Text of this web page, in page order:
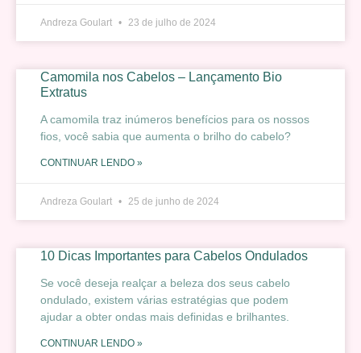
Andreza Goulart 23 de julho de 2024
Camomila nos Cabelos – Lançamento Bio
Extratus
A camomila traz inúmeros benefícios para os nossos
fios, você sabia que aumenta o brilho do cabelo?
CONTINUAR LENDO »
Andreza Goulart 25 de junho de 2024
10 Dicas Importantes para Cabelos Ondulados
Se você deseja realçar a beleza dos seus cabelo
ondulado, existem várias estratégias que podem
ajudar a obter ondas mais definidas e brilhantes.
CONTINUAR LENDO »